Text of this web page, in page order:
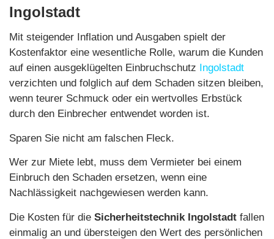
Ingolstadt
Mit steigender Inflation und Ausgaben spielt der
Kostenfaktor eine wesentliche Rolle, warum die Kunden
auf einen ausgeklügelten Einbruchschutz
Ingolstadt
verzichten und folglich auf dem Schaden sitzen bleiben,
wenn teurer Schmuck oder ein wertvolles Erbstück
durch den Einbrecher entwendet worden ist.
Sparen Sie nicht am falschen Fleck.
Wer zur Miete lebt, muss dem Vermieter bei einem
Einbruch den Schaden ersetzen, wenn eine
Nachlässigkeit nachgewiesen werden kann.
Die Kosten für die Sicherheitstechnik Ingolstadt fallen
einmalig an und übersteigen den Wert des persönlichen